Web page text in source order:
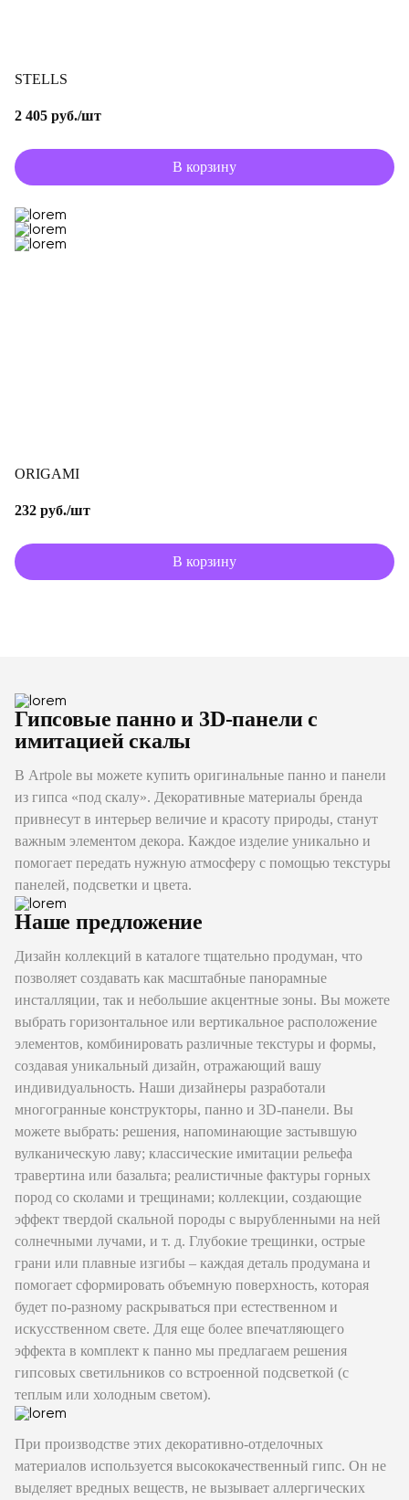
STELLS
2 405 руб./шт
В корзину
ORIGAMI
232 руб./шт
В корзину
Гипсовые панно и 3D-панели с
имитацией скалы
В Artpole вы можете купить оригинальные панно и панели
из гипса «под скалу». Декоративные материалы бренда
привнесут в интерьер величие и красоту природы, станут
важным элементом декора. Каждое изделие уникально и
помогает передать нужную атмосферу с помощью текстуры
панелей, подсветки и цвета.
Наше предложение
Дизайн коллекций в каталоге тщательно продуман, что
позволяет создавать как масштабные панорамные
инсталляции, так и небольшие акцентные зоны. Вы можете
выбрать горизонтальное или вертикальное расположение
элементов, комбинировать различные текстуры и формы,
создавая уникальный дизайн, отражающий вашу
индивидуальность. Наши дизайнеры разработали
многогранные конструкторы, панно и 3D-панели. Вы
можете выбрать: решения, напоминающие застывшую
вулканическую лаву; классические имитации рельефа
травертина или базальта; реалистичные фактуры горных
пород со сколами и трещинами; коллекции, создающие
эффект твердой скальной породы с вырубленными на ней
солнечными лучами, и т. д. Глубокие трещинки, острые
грани или плавные изгибы – каждая деталь продумана и
помогает сформировать объемную поверхность, которая
будет по-разному раскрываться при естественном и
искусственном свете. Для еще более впечатляющего
эффекта в комплект к панно мы предлагаем решения
гипсовых светильников со встроенной подсветкой (с
теплым или холодным светом).
При производстве этих декоративно-отделочных
материалов используется высококачественный гипс. Он не
выделяет вредных веществ, не вызывает аллергических